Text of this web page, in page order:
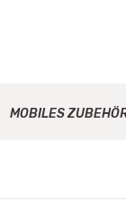
MOBILES